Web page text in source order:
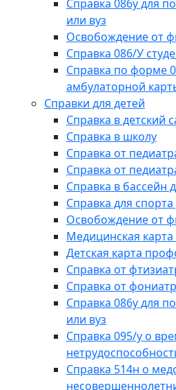
Справка 086у для
или вуз
Освобождение от
Справка 086/У
Справка по форме
амбулаторной
Справки для детей
Справка в детский
Справка в школу
Справка от
Справка от
Справка в бассейн
Справка для спорта
Освобождение от
Медицинская карта
Детская карта
Справка от
Справка от
Справка 086у для
или вуз
Справка 095/у о
Справка 514н о